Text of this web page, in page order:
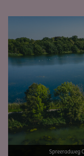
Spreeradweg